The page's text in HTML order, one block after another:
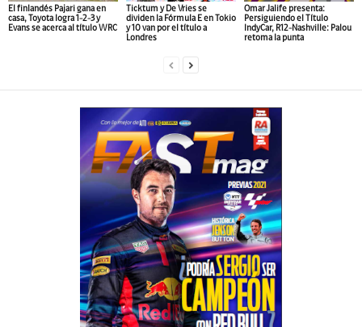
El finlandés Pajari gana en
casa, Toyota logra 1-2-3 y
Evans se acerca al título WRC
Ticktum y De Vries se
dividen la Fórmula E en Tokio
y 10 van por el título a
Londres
Omar Jalife presenta:
Persiguiendo el Título
IndyCar, R12-Nashville: Palou
retoma la punta